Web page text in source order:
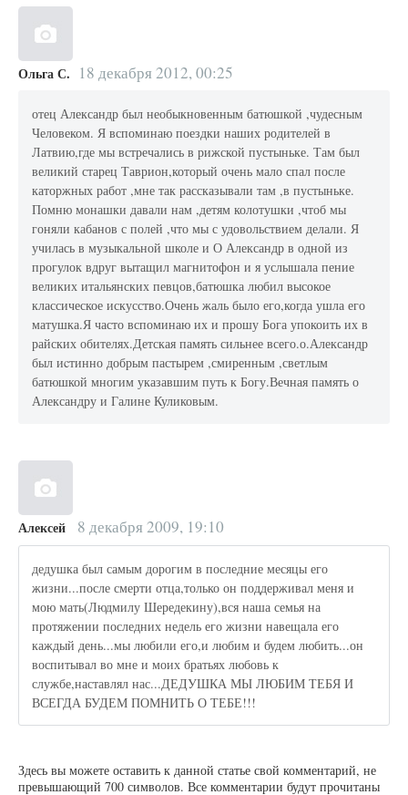
Ольга С. 18 декабря 2012, 00:25
отец Александр был необыкновенным батюшкой ,чудесным
Человеком. Я вспоминаю поездки наших родителей в
Латвию,где мы встречались в рижской пустыньке. Там был
великий старец Таврион,который очень мало спал после
каторжных работ ,мне так рассказывали там ,в пустыньке.
Помню монашки давали нам ,детям колотушки ,чтоб мы
гоняли кабанов с полей ,что мы с удовольствием делали. Я
училась в музыкальной школе и О Александр в одной из
прогулок вдруг вытащил магнитофон и я услышала пение
великих итальянских певцов,батюшка любил высокое
классическое искусство.Очень жаль было его,когда ушла его
матушка.Я часто вспоминаю их и прошу Бога упокоить их в
райских обителях.Детская память сильнее всего.о.Александр
был иcтинно добрым пастырем ,смиренным ,светлым
батюшкой многим указавшим путь к Богу.Вечная память о
Александру и Галине Куликовым.
Алексей 8 декабря 2009, 19:10
дедушка был самым дорогим в последние месяцы его
жизни...после смерти отца,только он поддерживал меня и
мою мать(Людмилу Шередекину),вся наша семья на
протяжении последних недель его жизни навещала его
каждый день...мы любили его,и любим и будем любить...он
воспитывал во мне и моих братьях любовь к
службе,наставлял нас...ДЕДУШКА МЫ ЛЮБИМ ТЕБЯ И
ВСЕГДА БУДЕМ ПОМНИТЬ О ТЕБЕ!!!
Здесь вы можете оставить к данной статье свой комментарий, не
превышающий 700 символов. Все комментарии будут прочитаны